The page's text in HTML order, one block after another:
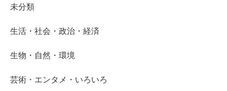
未分類
生活・社会・政治・経済
生物・自然・環境
芸術・エンタメ・いろいろ